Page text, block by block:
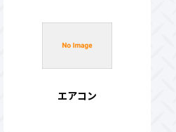
エアコン